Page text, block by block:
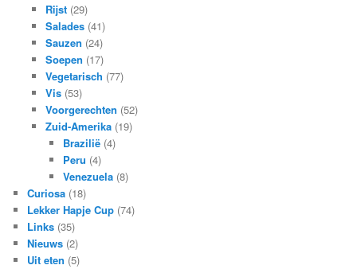
Rijst(29)
Salades(41)
Sauzen (24)
Soepen (17)
Vegetarisch (77)
Vis(53)
Voorgerechten (52)
Zuid-Amerika(19)
Brazilië (4)
Peru (4)
Venezuela (8)
Curiosa (18)
Lekker Hapje Cup (74)
Links (35)
Nieuws (2)
Uit eten (5)